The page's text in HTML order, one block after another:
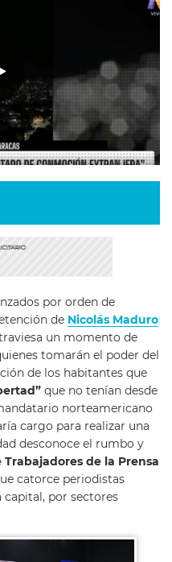
por orden de
de Nicolás Maduro
un momento de
tomarán el poder del
de los habitantes que
que no tenían desde
norteamericano
cargo para realizar una
desconoce el rumbo y
de la Prensa
catorce periodistas
capital, por sectores